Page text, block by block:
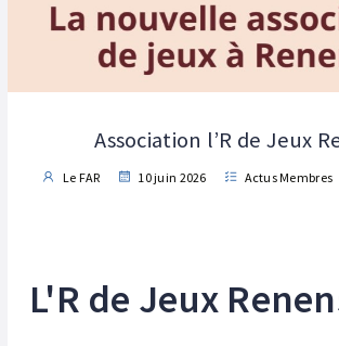
Association l’R de Jeux
Le FAR 10 juin 2026 Actus Membres
L'R de Jeux